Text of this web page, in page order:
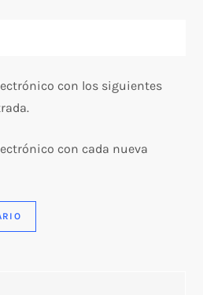
con los siguientes
con cada nueva